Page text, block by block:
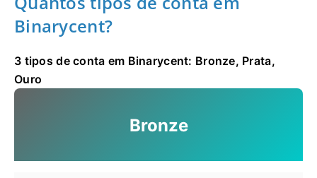
Binarycent?
3 tipos de conta em Binarycent: Bronze, Prata,
Ouro
Bronze